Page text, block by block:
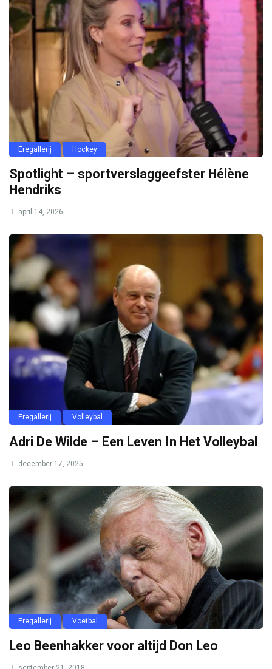
Eregallerij Hockey
Spotlight – sportverslaggeefster Hélène
Hendriks
april 14, 2026
Eregallerij Volleybal
Adri De Wilde – Een Leven In Het Volleybal
december 17, 2025
Eregallerij Voetbal
Leo Beenhakker voor altijd Don Leo